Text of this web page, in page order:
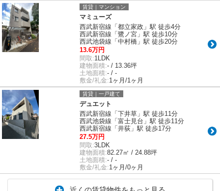
賃貸｜マンション
マミューズ
西武新宿線「都立家政」駅 徒歩4分
西武新宿線「鷺ノ宮」駅 徒歩10分
西武池袋線「中村橋」駅 徒歩20分
13.6万円
間取:1LDK
建物面積:- / 13.36坪
土地面積:- / -
敷金/礼金:1ヶ月/1ヶ月
賃貸｜一戸建て
デュエット
西武新宿線「下井草」駅 徒歩11分
西武池袋線「富士見台」駅 徒歩11分
西武新宿線「井荻」駅 徒歩17分
27.5万円
間取:3LDK
建物面積:82.27㎡ / 24.88坪
土地面積:- / -
敷金/礼金:1ヶ月/0ヶ月